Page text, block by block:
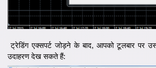
ट्रेडिंग एक्सपर्ट जोड़ने के बाद, आपको टूलबार
उदाहरण देख सकते हैं: